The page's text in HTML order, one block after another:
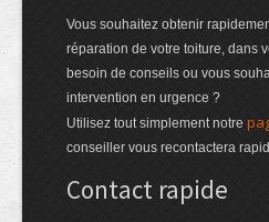
Vous souhaitez obtenir
réparation de votre toiture, dans
besoin de conseils ou vous
intervention en urgence ?
Utilisez tout simplement notre
conseiller vous recontactera
Contact rapide